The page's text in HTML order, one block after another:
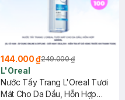
144.000 ₫249.000 ₫
L'Oreal
Nước Tẩy Trang L'Oreal Tươi
Mát Cho Da Dầu, Hỗn Hợp